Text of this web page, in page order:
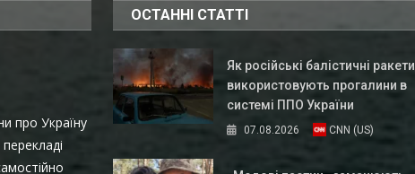
про Україну
ОСТАННІ СТАТТІ
Як російські балістичні ракети
використовують прогалини в
системі ППО України
07.08.2026 CNN (US)